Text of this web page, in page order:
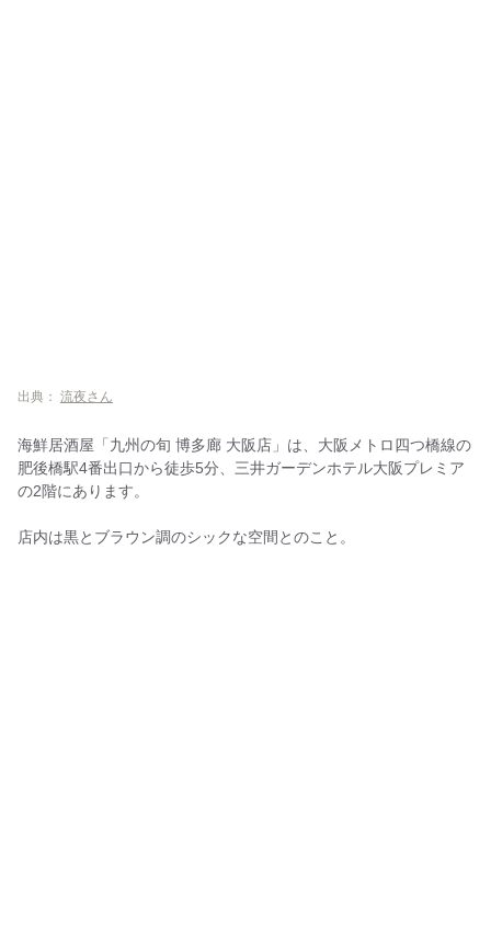
出典： 流夜さん
海鮮居酒屋「九州の旬 博多廊 大阪店」は、大阪メトロ四つ橋線の
肥後橋駅4番出口から徒歩5分、三井ガーデンホテル大阪プレミア
の2階にあります。
店内は黒とブラウン調のシックな空間とのこと。